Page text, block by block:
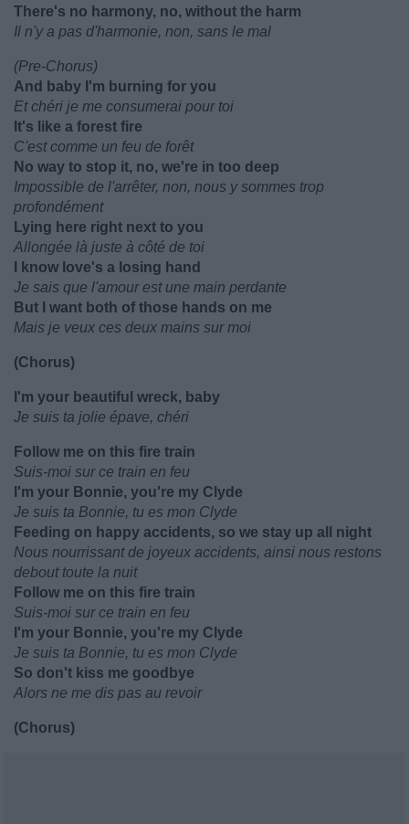
There's no harmony, no, without the harm
Il n'y a pas d'harmonie, non, sans le mal
(Pre-Chorus)
And baby I'm burning for you
Et chéri je me consumerai pour toi
It's like a forest fire
C'est comme un feu de forêt
No way to stop it, no, we're in too deep
Impossible de l'arrêter, non, nous y sommes trop
profondément
Lying here right next to you
Allongée là juste à côté de toi
I know love's a losing hand
Je sais que l'amour est une main perdante
But I want both of those hands on me
Mais je veux ces deux mains sur moi
(Chorus)
I'm your beautiful wreck, baby
Je suis ta jolie épave, chéri
Follow me on this fire train
Suis-moi sur ce train en feu
I'm your Bonnie, you're my Clyde
Je suis ta Bonnie, tu es mon Clyde
Feeding on happy accidents, so we stay up all night
Nous nourrissant de joyeux accidents, ainsi nous restons
debout toute la nuit
Follow me on this fire train
Suis-moi sur ce train en feu
I'm your Bonnie, you're my Clyde
Je suis ta Bonnie, tu es mon Clyde
So don't kiss me goodbye
Alors ne me dis pas au revoir
(Chorus)